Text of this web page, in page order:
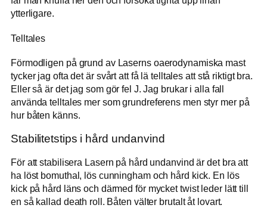
ytterligare.
Telltales
Förmodligen på grund av Laserns oaerodynamiska mast
tycker jag ofta det är svårt att få lä telltales att stå riktigt bra.
Eller så är det jag som gör fel J. Jag brukar i alla fall
använda telltales mer som grundreferens men styr mer på
hur båten känns.
Stabilitetstips i hård undanvind
För att stabilisera Lasern på hård undanvind är det bra att
ha löst bomuthal, lös cunningham och hård kick. En lös
kick på hård läns och därmed för mycket twist leder lätt till
en så kallad death roll. Båten välter brutalt åt lovart.